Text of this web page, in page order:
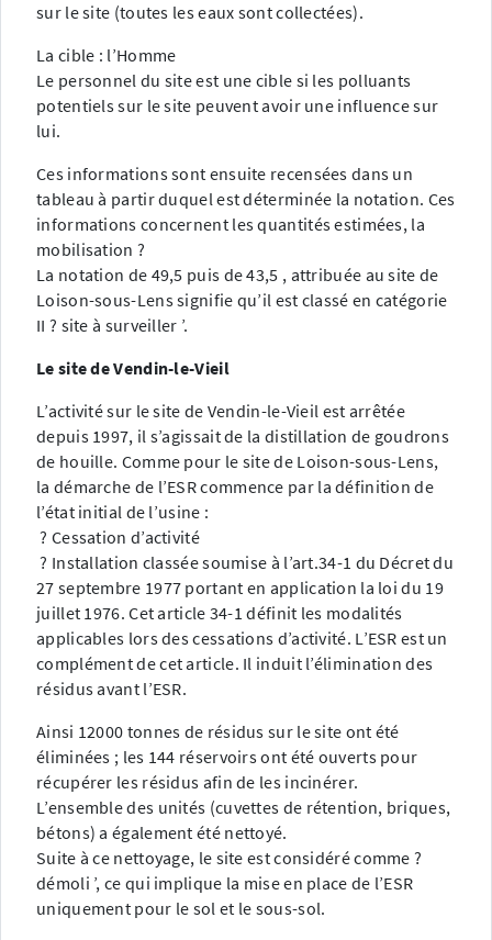
sur le site (toutes les eaux sont collectées).
La cible : l’Homme
Le personnel du site est une cible si les polluants
potentiels sur le site peuvent avoir une influence sur
lui.
Ces informations sont ensuite recensées dans un
tableau à partir duquel est déterminée la notation. Ces
informations concernent les quantités estimées, la
mobilisation ?
La notation de 49,5 puis de 43,5 , attribuée au site de
Loison-sous-Lens signifie qu’il est classé en catégorie
II ? site à surveiller ’.
Le site de Vendin-le-Vieil
L’activité sur le site de Vendin-le-Vieil est arrêtée
depuis 1997, il s’agissait de la distillation de goudrons
de houille. Comme pour le site de Loison-sous-Lens,
la démarche de l’ESR commence par la définition de
l’état initial de l’usine :
? Cessation d’activité
? Installation classée soumise à l’art.34-1 du Décret du
27 septembre 1977 portant en application la loi du 19
juillet 1976. Cet article 34-1 définit les modalités
applicables lors des cessations d’activité. L’ESR est un
complément de cet article. Il induit l’élimination des
résidus avant l’ESR.
Ainsi 12000 tonnes de résidus sur le site ont été
éliminées ; les 144 réservoirs ont été ouverts pour
récupérer les résidus afin de les incinérer.
L’ensemble des unités (cuvettes de rétention, briques,
bétons) a également été nettoyé.
Suite à ce nettoyage, le site est considéré comme ?
démoli ’, ce qui implique la mise en place de l’ESR
uniquement pour le sol et le sous-sol.